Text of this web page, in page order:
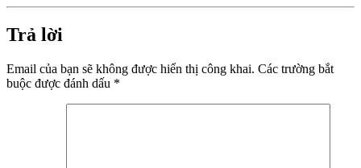
Trả lời
Email của bạn sẽ không được hiển thị công khai. Các trường bắt
buộc được đánh dấu *